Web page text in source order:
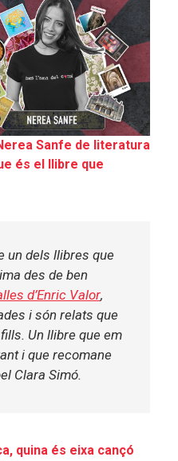
Sanfe de literatura
és el llibre que
un dels llibres que
des de ben
d’Enric Valor,
i són relats que
Un llibre que em
i que recomane
Clara Simó.
quina és eixa cançó